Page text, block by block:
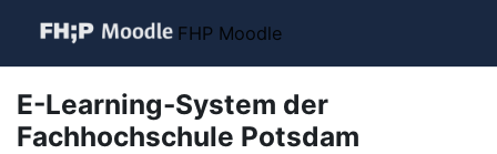
FHP Moodle
E-Learning-System der
Fachhochschule Potsdam